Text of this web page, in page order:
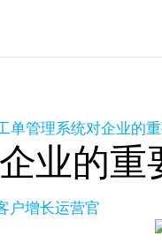
单管理系统对企业的
业的重
户增长运营官